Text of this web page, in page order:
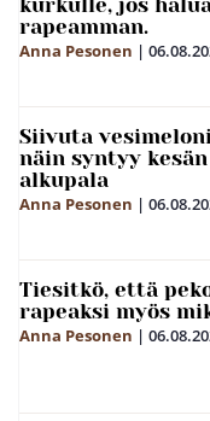
rapeamman.
Anna Pesonen |
Siivuta
näin syntyy
alkupala
Anna Pesonen |
Tiesitkö, että
rapeaksi myös
Anna Pesonen |